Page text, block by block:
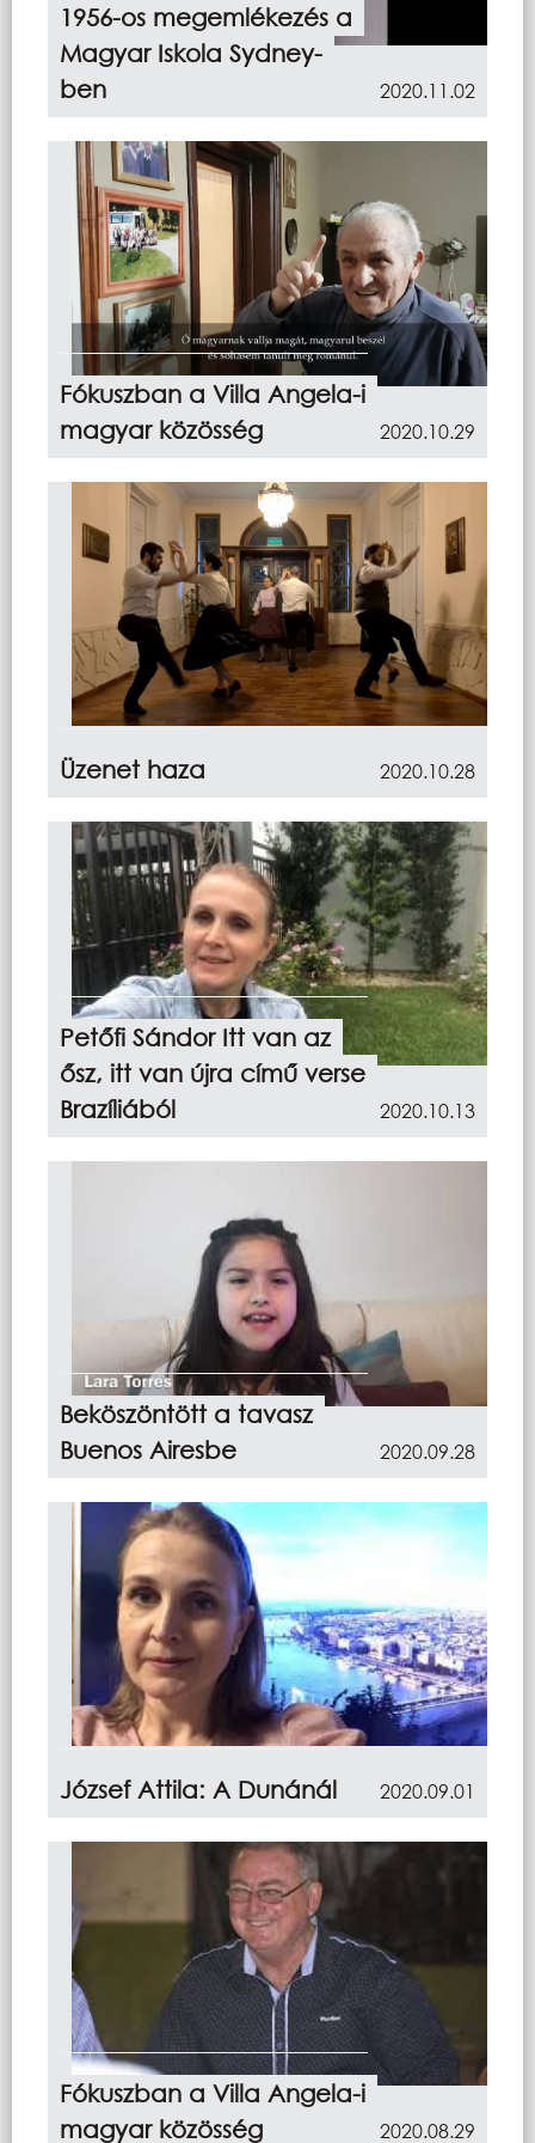
1956-os megemlékezés a
Magyar Iskola Sydney-
ben
2020.11.02
Fókuszban a Villa Angela-i
magyar közösség
2020.10.29
Üzenet haza 2020.10.28
Petőfi Sándor Itt van az
ősz, itt van újra című verse
Brazíliából
2020.10.13
Beköszöntött a tavasz
Buenos Airesbe
2020.09.28
József Attila: A Dunánál 2020.09.01
Fókuszban a Villa Angela-i
magyar közösség
2020.08.29